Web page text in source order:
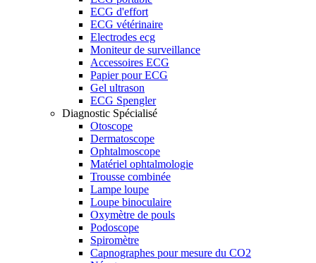
ECG d'effort
ECG vétérinaire
Electrodes ecg
Moniteur de surveillance
Accessoires ECG
Papier pour ECG
Gel ultrason
ECG Spengler
Diagnostic Spécialisé
Otoscope
Dermatoscope
Ophtalmoscope
Matériel ophtalmologie
Trousse combinée
Lampe loupe
Loupe binoculaire
Oxymètre de pouls
Podoscope
Spiromètre
Capnographes pour mesure du CO2